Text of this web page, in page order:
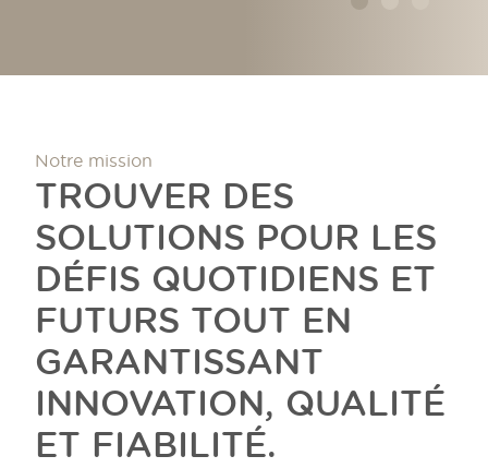
Notre mission
TROUVER DES
SOLUTIONS POUR LES
DÉFIS QUOTIDIENS ET
FUTURS TOUT EN
GARANTISSANT
INNOVATION, QUALITÉ
ET FIABILITÉ.